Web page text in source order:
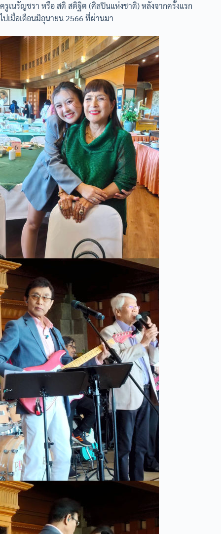
ครูเนรัญชรา หรือ สติ สติฐิต (ศิลปินแห่งชาติ) หลังจากครั้งแรก
ไปเมื่อเดือนมิถุนายน 2566 ที่ผ่านมา